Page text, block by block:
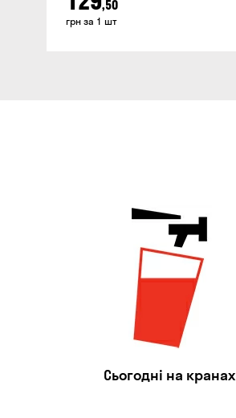
,50
грн за 1 шт
Сьогодні на кранах